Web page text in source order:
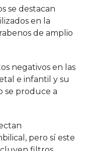
se destacan
en la
de amplio
negativos en las
e infantil y su
se produce a
pero sí este